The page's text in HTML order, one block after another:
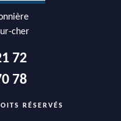
cher
72
78
RÉSERVÉS